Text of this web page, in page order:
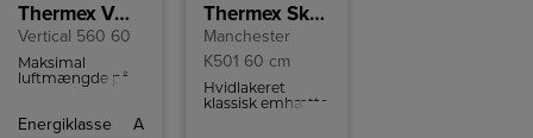
Thermex Væghængt emhætte cm
Vertical 560 60
Maksimal
luftmængde på
kan denne
Energiklasse
A
Thermex Skabsintegreret emhætte
Manchester
K501 60 cm
Hvidlakeret
klassisk emhætte